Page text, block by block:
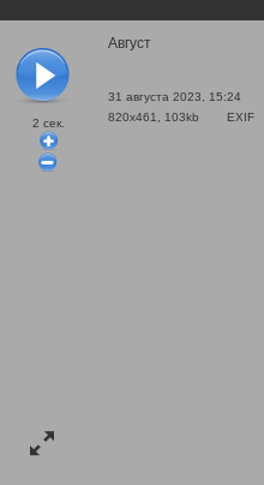
2 сек.
Август
31 августа 2023, 15:24
820x461, 103kb
EXIF